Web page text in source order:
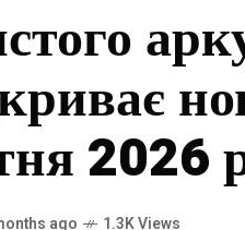
2026
ago 1.3K Views